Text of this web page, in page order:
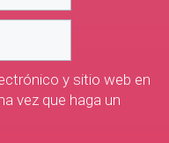
y sitio web en
vez que haga un